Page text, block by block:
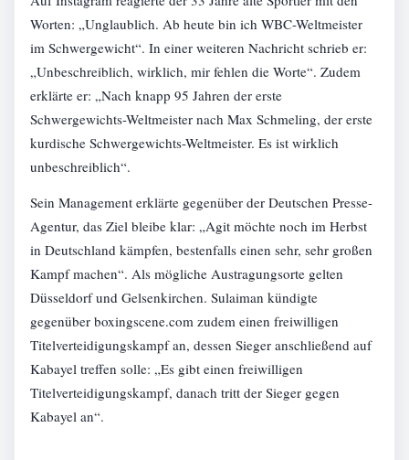
Worten: „Unglaublich. Ab heute bin ich WBC-Weltmeister
im Schwergewicht“. In einer weiteren Nachricht schrieb er:
„Unbeschreiblich, wirklich, mir fehlen die Worte“. Zudem
erklärte er: „Nach knapp 95 Jahren der erste
Schwergewichts-Weltmeister nach Max Schmeling, der erste
kurdische Schwergewichts-Weltmeister. Es ist wirklich
unbeschreiblich“.
Sein Management erklärte gegenüber der Deutschen Presse-
Agentur, das Ziel bleibe klar: „Agit möchte noch im Herbst
in Deutschland kämpfen, bestenfalls einen sehr, sehr großen
Kampf machen“. Als mögliche Austragungsorte gelten
Düsseldorf und Gelsenkirchen. Sulaiman kündigte
gegenüber boxingscene.com zudem einen freiwilligen
Titelverteidigungskampf an, dessen Sieger anschließend auf
Kabayel treffen solle: „Es gibt einen freiwilligen
Titelverteidigungskampf, danach tritt der Sieger gegen
Kabayel an“.